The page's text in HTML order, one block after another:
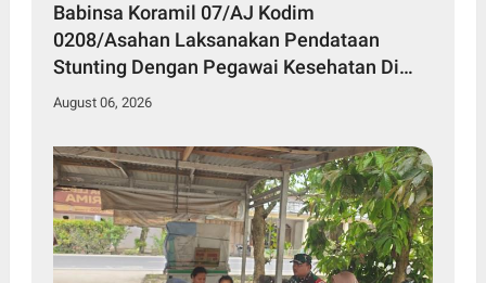
Babinsa Koramil 07/AJ Kodim
0208/Asahan Laksanakan Pendataan
Stunting Dengan Pegawai Kesehatan Di
Puskesmas
August 06, 2026